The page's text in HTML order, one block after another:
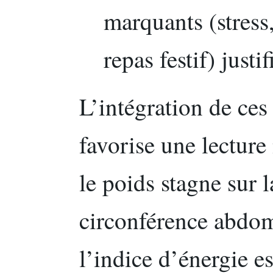
marquants
repas festif)
L’intégration de
favorise une
le poids stagne sur
circonférence
l’indice d’énergie